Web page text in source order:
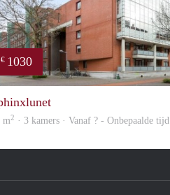
€ 1030
m2 · 3 kamers · Vanaf ? - Onbepaalde tijd